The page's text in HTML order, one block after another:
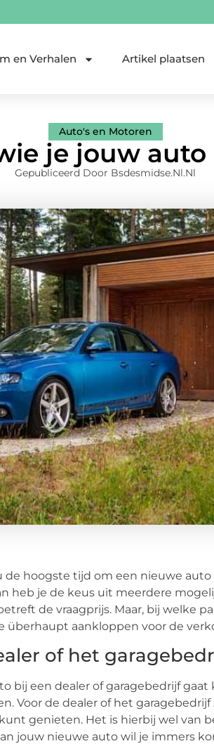
en Verhalen Artikel plaatsen
Auto's en Motoren
je jouw
Gepubliceerd Door Bsdesmidse.nl.nl
de hoogste tijd om een nieuwe
heb je de keus uit meerdere
de vraagprijs. Maar, bij welke
überhaupt aankloppen voor de
of het
bij een dealer of garagebedrijf
Voor de dealer of het
genieten. Het is hierbij wel van
jouw nieuwe auto wil je immers